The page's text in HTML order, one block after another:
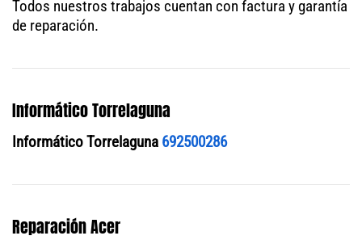
Todos nuestros trabajos cuentan con factura y garantía
de reparación.
Informático Torrelaguna
Informático Torrelaguna 692500286
Reparación Acer